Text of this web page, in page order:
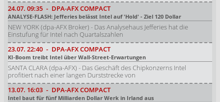
24.07. 09:35 - DPA-AFX COMPACT
ANALYSE-FLASH: Jefferies belässt Intel auf 'Hold' - Ziel 120 Dollar
NEW YORK (dpa-AFX Broker) - Das Analysehaus Jefferies hat die
Einstufung für Intel nach Quartalszahlen
23.07. 22:40 - DPA-AFX COMPACT
KI-Boom treibt Intel über Wall-Street-Erwartungen
SANTA CLARA (dpa-AFX) - Das Geschäft des Chipkonzerns Intel
profitiert nach einer langen Durststrecke von
13.07. 16:03 - DPA-AFX COMPACT
Intel baut für fünf Milliarden Dollar Werk in Irland aus